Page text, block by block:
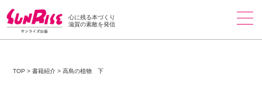
心に残る本づくり
滋賀の素敵を発信
TOP >書籍紹介 >高島の植物 下